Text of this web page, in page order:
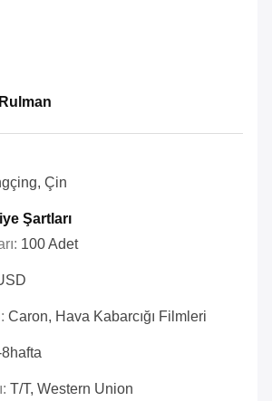
Çin
Şartları
100 Adet
Caron, Hava Kabarcığı Filmleri
T/T, Western Union